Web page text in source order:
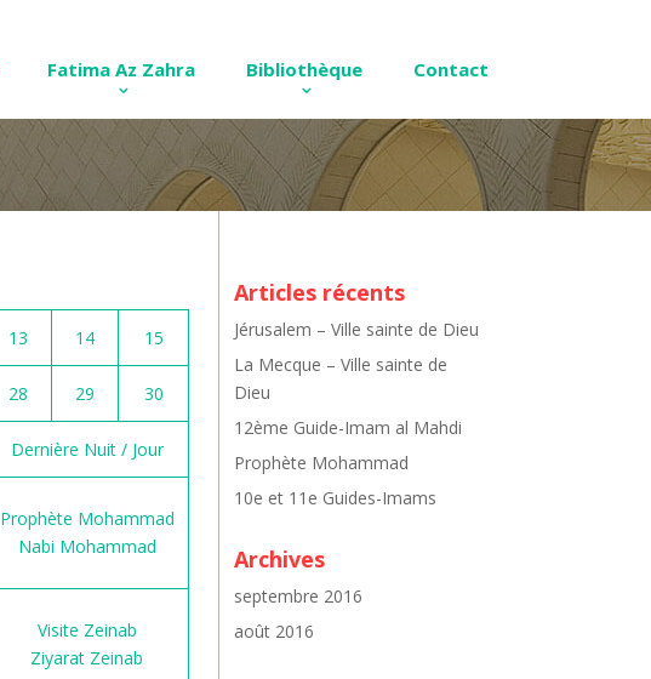
Fatima Az Zahra Bibliothèque Contact
13 14 15
28 29 30
Dernière Nuit / Jour
Prophète Mohammad
Nabi Mohammad
Visite Zeinab
Ziyarat Zeinab
Articles récents
Jérusalem – Ville sainte de Dieu
La Mecque – Ville sainte de
Dieu
12ème Guide-Imam al Mahdi
Prophète Mohammad
10e et 11e Guides-Imams
Archives
septembre 2016
août 2016